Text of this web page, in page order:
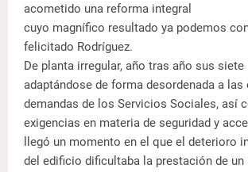
acometido una reforma integral
cuyo magnífico resultado ya podemos
felicitado Rodríguez.
De planta irregular, año tras año sus
adaptándose de forma desordenada a las
demandas de los Servicios Sociales, así
exigencias en materia de seguridad y
llegó un momento en el que el deterioro
del edificio dificultaba la prestación de un